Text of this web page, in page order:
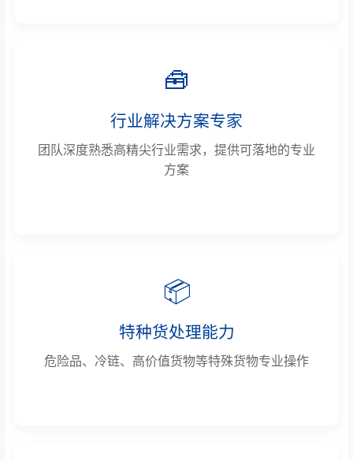
🧰
行业解决方案专家
团队深度熟悉高精尖行业需求，提供可落地的专业
方案
📦
特种货处理能力
危险品、冷链、高价值货物等特殊货物专业操作